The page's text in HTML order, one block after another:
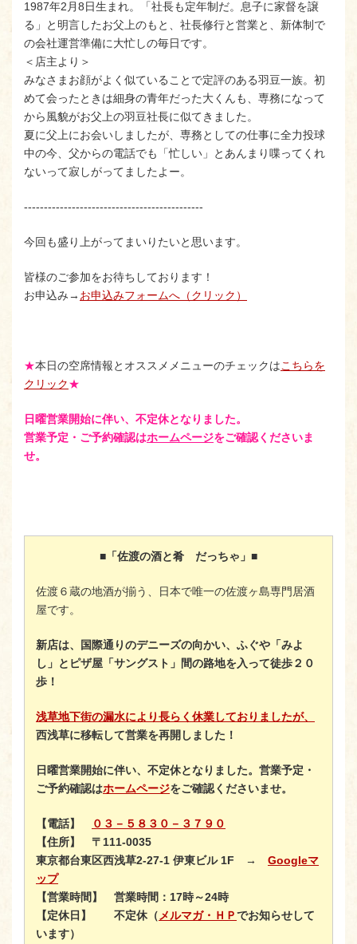
1987年2月8日生まれ。「社長も定年制だ。息子に家督を譲
る」と明言したお父上のもと、社長修行と営業と、新体制で
の会社運営準備に大忙しの毎日です。
＜店主より＞
みなさまお顔がよく似ていることで定評のある羽豆一族。初
めて会ったときは細身の青年だった大くんも、専務になって
から風貌がお父上の羽豆社長に似てきました。
夏に父上にお会いしましたが、専務としての仕事に全力投球
中の今、父からの電話でも「忙しい」とあんまり喋ってくれ
ないって寂しがってましたよー。
---------------------------------------------
今回も盛り上がってまいりたいと思います。
皆様のご参加をお待ちしております！
お申込み→ お申込みフォームへ（クリック）
★本日の空席情報とオススメメニューのチェックはこちらを
クリック★
日曜営業開始に伴い、不定休となりました。
営業予定・ご予約確認はホームページをご確認くださいま
せ。
■「佐渡の酒と肴 だっちゃ」■
佐渡６蔵の地酒が揃う、日本で唯一の佐渡ヶ島専門居酒
屋です。
新店は、国際通りのデニーズの向かい、ふぐや「みよ
し」とピザ屋「サングスト」間の路地を入って徒歩２０
歩！
浅草地下街の漏水により長らく休業しておりましたが、
西浅草に移転して営業を再開しました！
日曜営業開始に伴い、不定休となりました。営業予定・
ご予約確認はホームページをご確認くださいませ。
【電話】
０３－５８３０－３７９０
【住所】 〒111-0035
東京都台東区西浅草2-27-1 伊東ビル 1F → Googleマ
ップ
【営業時間】 営業時間：17時～24時
【定休日】 不定休（ メルマガ・ＨＰでお知らせして
います）